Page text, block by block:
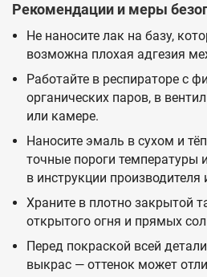
Рекомендации и меры
Не наносите лак на базу,
возможна плохая адгезия
Работайте в респираторе с
органических паров, в
или камере.
Наносите эмаль в сухом и
точные пороги температуры
в инструкции производителя
Храните в плотно закрытой
открытого огня и прямых
Перед покраской всей
выкрас — оттенок может